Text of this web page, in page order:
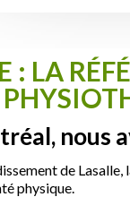
: LA
nous
de
physique.